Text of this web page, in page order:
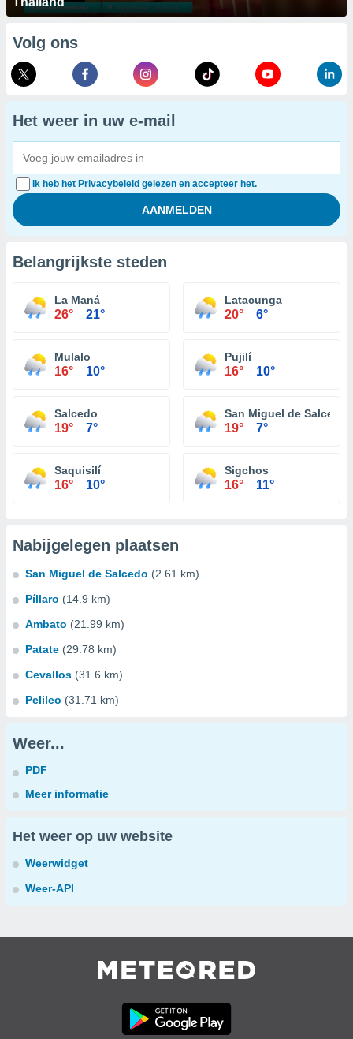
Volg ons
Het weer in uw e-mail
Ik heb het Privacybeleid gelezen en accepteer het.
Belangrijkste steden
La Maná
26° 21°
Latacunga
20° 6°
Mulalo
16° 10°
Pujilí
16° 10°
Salcedo
19° 7°
San Miguel de Salcedo
19° 7°
Saquisilí
16° 10°
Sigchos
16° 11°
Nabijgelegen plaatsen
San Miguel de Salcedo (2.61 km)
Píllaro (14.9 km)
Ambato (21.99 km)
Patate (29.78 km)
Cevallos (31.6 km)
Pelileo (31.71 km)
Weer...
PDF
Meer informatie
Het weer op uw website
Weerwidget
Weer-API